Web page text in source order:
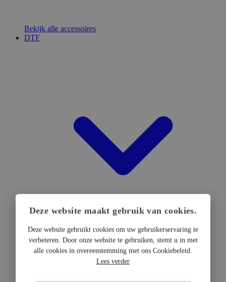
Bekijk alle accessoires
DTF
DTF Hardware
DTF Printers
Deze website maakt gebruik van cookies.
Deze website gebruikt cookies om uw gebruikerservaring te
verbeteren. Door onze website te gebruiken, stemt u in met
alle cookies in overeenstemming met ons Cookiebeleid.
Lees verder